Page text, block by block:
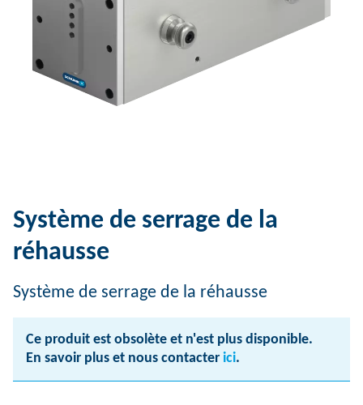
Système de serrage de la
réhausse
Système de serrage de la réhausse
Ce produit est obsolète et n'est plus disponible.
En savoir plus et nous contacter ici.